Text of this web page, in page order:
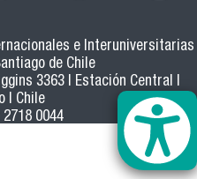
e Interuniversitarias
de Chile
3363 | Estación Central |
| Chile
2718 0044